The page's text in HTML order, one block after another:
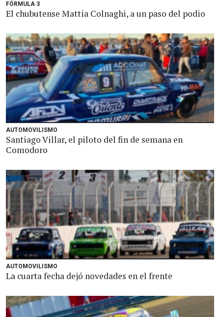
FÓRMULA 3
El chubutense Mattia Colnaghi, a un paso del podio
AUTOMOVILISMO
Santiago Villar, el piloto del fin de semana en
Comodoro
AUTOMOVILISMO
La cuarta fecha dejó novedades en el frente